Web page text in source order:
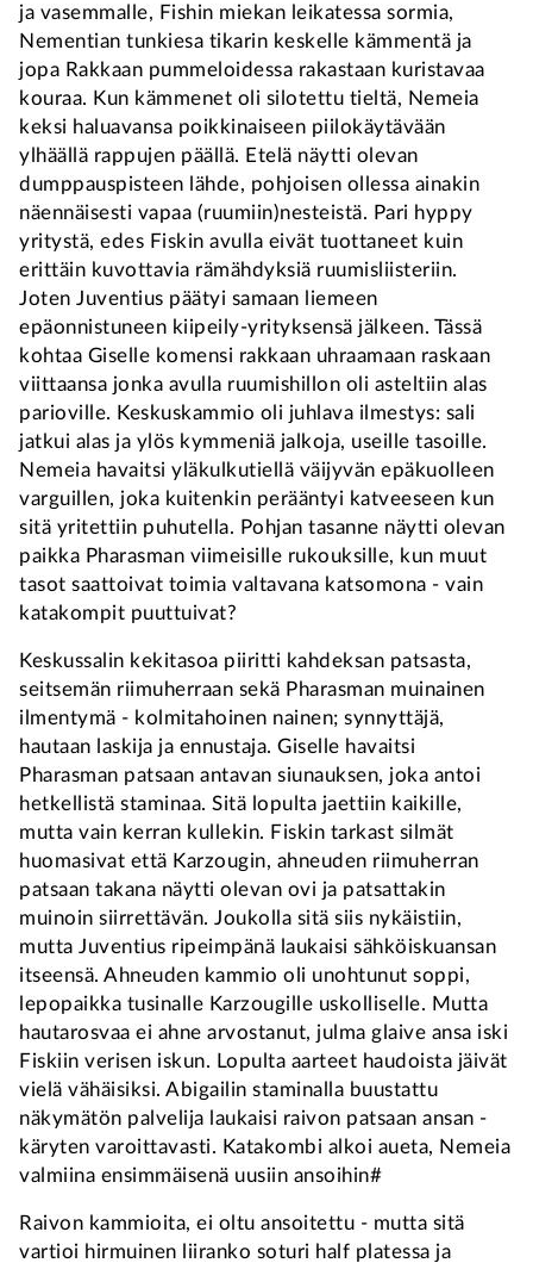
ja vasemmalle, Fishin miekan leikatessa sormia,
Nementian tunkiesa tikarin keskelle kämmentä ja
jopa Rakkaan pummeloidessa rakastaan kuristavaa
kouraa. Kun kämmenet oli silotettu tieltä, Nemeia
keksi haluavansa poikkinaiseen piilokäytävään
ylhäällä rappujen päällä. Etelä näytti olevan
dumppauspisteen lähde, pohjoisen ollessa ainakin
näennäisesti vapaa (ruumiin)nesteistä. Pari hyppy
yritystä, edes Fiskin avulla eivät tuottaneet kuin
erittäin kuvottavia rämähdyksiä ruumisliisteriin.
Joten Juventius päätyi samaan liemeen
epäonnistuneen kiipeily-yrityksensä jälkeen. Tässä
kohtaa Giselle komensi rakkaan uhraamaan raskaan
viittaansa jonka avulla ruumishillon oli asteltiin alas
parioville. Keskuskammio oli juhlava ilmestys: sali
jatkui alas ja ylös kymmeniä jalkoja, useille tasoille.
Nemeia havaitsi yläkulkutiellä väijyvän epäkuolleen
varguillen, joka kuitenkin perääntyi katveeseen kun
sitä yritettiin puhutella. Pohjan tasanne näytti olevan
paikka Pharasman viimeisille rukouksille, kun muut
tasot saattoivat toimia valtavana katsomona - vain
katakompit puuttuivat?
Keskussalin kekitasoa piiritti kahdeksan patsasta,
seitsemän riimuherraan sekä Pharasman muinainen
ilmentymä - kolmitahoinen nainen; synnyttäjä,
hautaan laskija ja ennustaja. Giselle havaitsi
Pharasman patsaan antavan siunauksen, joka antoi
hetkellistä staminaa. Sitä lopulta jaettiin kaikille,
mutta vain kerran kullekin. Fiskin tarkast silmät
huomasivat että Karzougin, ahneuden riimuherran
patsaan takana näytti olevan ovi ja patsattakin
muinoin siirrettävän. Joukolla sitä siis nykäistiin,
mutta Juventius ripeimpänä laukaisi sähköiskuansan
itseensä. Ahneuden kammio oli unohtunut soppi,
lepopaikka tusinalle Karzougille uskolliselle. Mutta
hautarosvaa ei ahne arvostanut, julma glaive ansa iski
Fiskiin verisen iskun. Lopulta aarteet haudoista jäivät
vielä vähäisiksi. Abigailin staminalla buustattu
näkymätön palvelija laukaisi raivon patsaan ansan -
käryten varoittavasti. Katakombi alkoi aueta, Nemeia
valmiina ensimmäisenä uusiin ansoihin#
Raivon kammioita, ei oltu ansoitettu - mutta sitä
vartioi hirmuinen liiranko soturi half platessa ja